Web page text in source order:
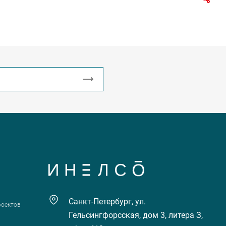
Санкт-Петербург, ул.
Гельсингфорсская, дом 3, литера З,